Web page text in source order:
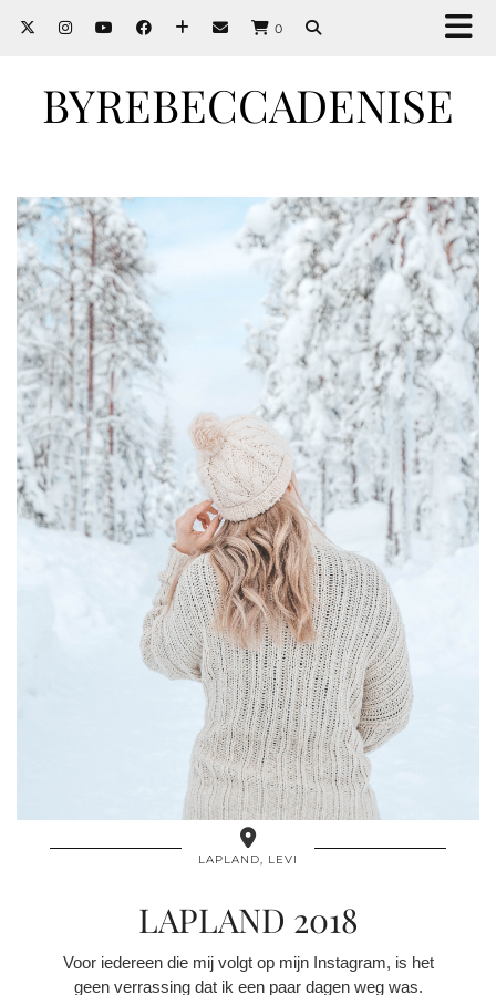
0
BYREBECCADENISE
LAPLAND, LEVI
LAPLAND 2018
Voor iedereen die mij volgt op mijn Instagram, is het
geen verrassing dat ik een paar dagen weg was.